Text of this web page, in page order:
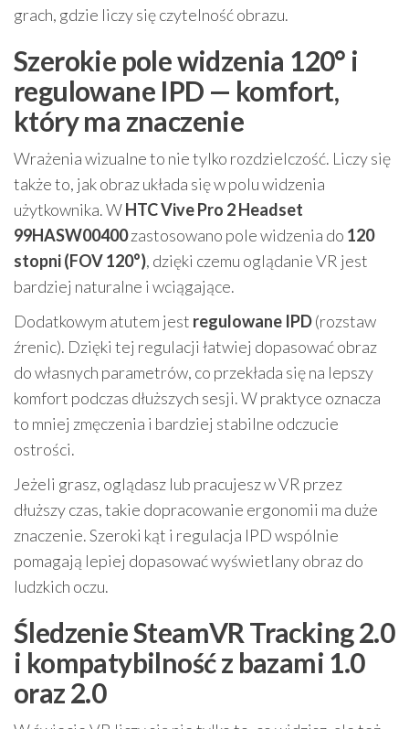
grach, gdzie liczy się czytelność obrazu.
Szerokie pole widzenia 120° i
regulowane IPD — komfort,
który ma znaczenie
Wrażenia wizualne to nie tylko rozdzielczość. Liczy się
także to, jak obraz układa się w polu widzenia
użytkownika. WHTC Vive Pro 2 Headset
99HASW00400zastosowano pole widzenia do 120
stopni (FOV 120°), dzięki czemu oglądanie VR jest
bardziej naturalne i wciągające.
Dodatkowym atutem jest regulowane IPD(rozstaw
źrenic). Dzięki tej regulacji łatwiej dopasować obraz
do własnych parametrów, co przekłada się na lepszy
komfort podczas dłuższych sesji. W praktyce oznacza
to mniej zmęczenia i bardziej stabilne odczucie
ostrości.
Jeżeli grasz, oglądasz lub pracujesz w VR przez
dłuższy czas, takie dopracowanie ergonomii ma duże
znaczenie. Szeroki kąt i regulacja IPD wspólnie
pomagają lepiej dopasować wyświetlany obraz do
ludzkich oczu.
Śledzenie SteamVR Tracking 2.0
i kompatybilność z bazami 1.0
oraz 2.0